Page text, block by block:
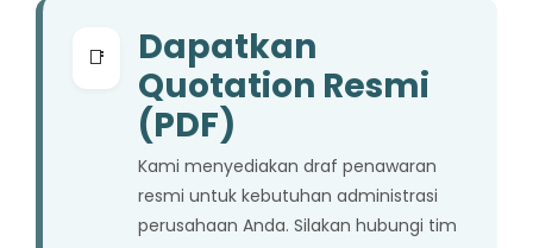
📑
Dapatkan
Quotation Resmi
(PDF)
Kami menyediakan draf penawaran
resmi untuk kebutuhan administrasi
perusahaan Anda. Silakan hubungi tim